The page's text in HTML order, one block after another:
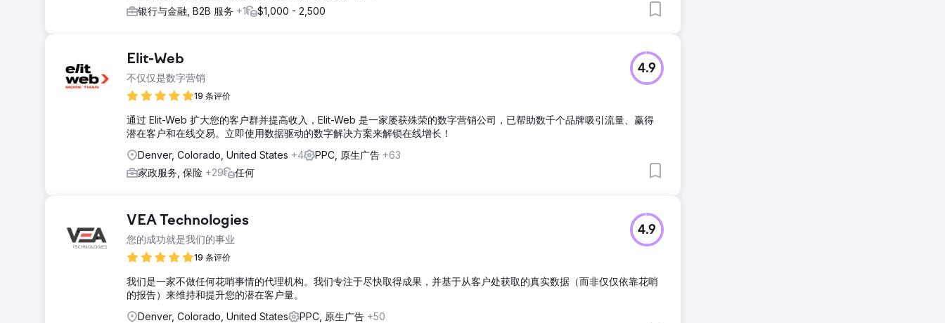
银行与金融, B2B 服务 +1 $1,000 - 2,500
Elit-Web
不仅仅是数字营销
19 条评价
4.9
通过 Elit-Web 扩大您的客户群并提高收入，Elit-Web 是一家屡获殊荣的数字营销公司，已帮助数千个品牌吸引流量、赢得
潜在客户和在线交易。立即使用数据驱动的数字解决方案来解锁在线增长！
Denver, Colorado, United States +4 PPC, 原生广告 +63
家政服务, 保险 +29 任何
VEA Technologies
您的成功就是我们的事业
19 条评价
4.9
我们是一家不做任何花哨事情的代理机构。我们专注于尽快取得成果，并基于从客户处获取的真实数据（而非仅仅依靠花哨
的报告）来维持和提升您的潜在客户量。
Denver, Colorado, United States
PPC, 原生广告 +50